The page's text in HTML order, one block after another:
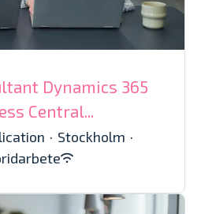
Dynamics 365
Central...
· Stockholm ·